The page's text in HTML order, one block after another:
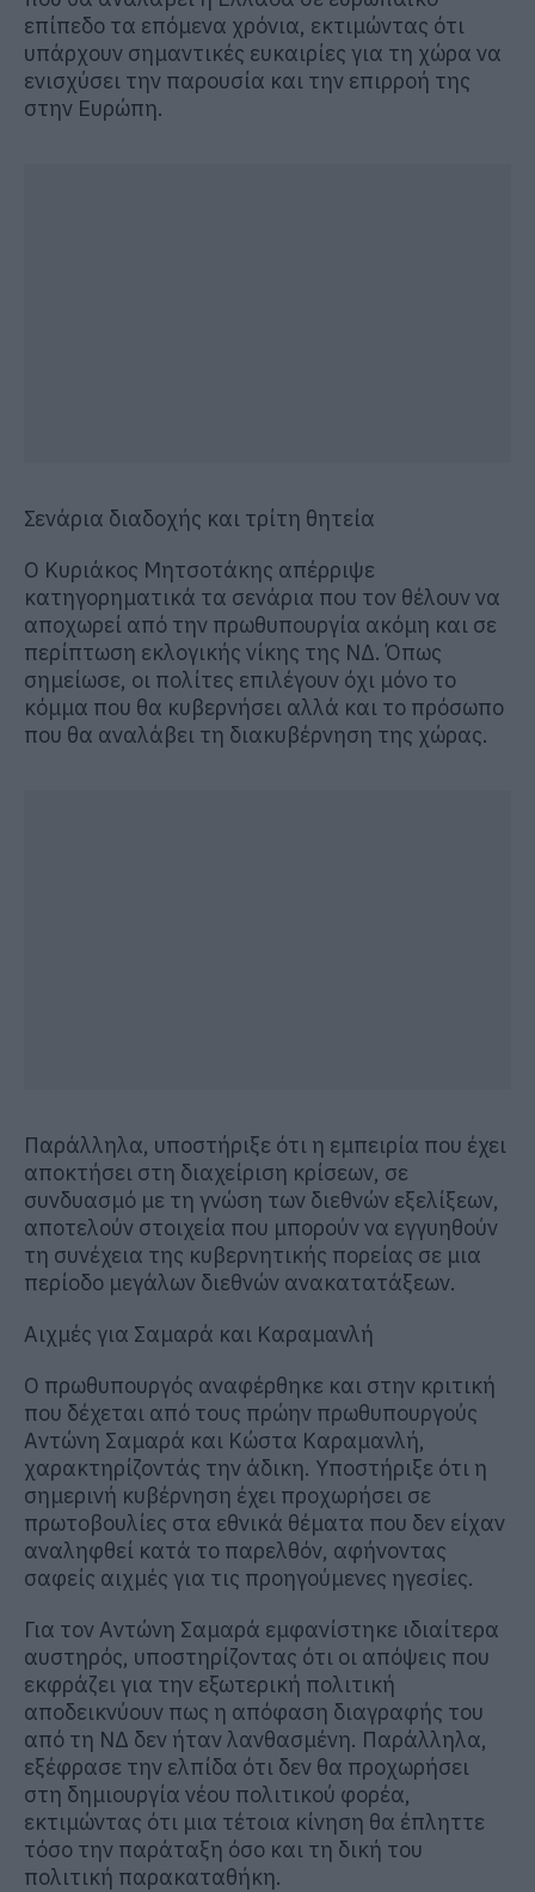
επίπεδο τα επόμενα χρόνια, εκτιμώντας ότι
υπάρχουν σημαντικές ευκαιρίες για τη χώρα να
ενισχύσει την παρουσία και την επιρροή της
στην Ευρώπη.
Σενάρια διαδοχής και τρίτη θητεία
Ο Κυριάκος Μητσοτάκης απέρριψε
κατηγορηματικά τα σενάρια που τον θέλουν να
αποχωρεί από την πρωθυπουργία ακόμη και σε
περίπτωση εκλογικής νίκης της ΝΔ. Όπως
σημείωσε, οι πολίτες επιλέγουν όχι μόνο το
κόμμα που θα κυβερνήσει αλλά και το πρόσωπο
που θα αναλάβει τη διακυβέρνηση της χώρας.
Παράλληλα, υποστήριξε ότι η εμπειρία που έχει
αποκτήσει στη διαχείριση κρίσεων, σε
συνδυασμό με τη γνώση των διεθνών εξελίξεων,
αποτελούν στοιχεία που μπορούν να εγγυηθούν
τη συνέχεια της κυβερνητικής πορείας σε μια
περίοδο μεγάλων διεθνών ανακατατάξεων.
Αιχμές για Σαμαρά και Καραμανλή
Ο πρωθυπουργός αναφέρθηκε και στην κριτική
που δέχεται από τους πρώην πρωθυπουργούς
Αντώνη Σαμαρά και Κώστα Καραμανλή,
χαρακτηρίζοντάς την άδικη. Υποστήριξε ότι η
σημερινή κυβέρνηση έχει προχωρήσει σε
πρωτοβουλίες στα εθνικά θέματα που δεν είχαν
αναληφθεί κατά το παρελθόν, αφήνοντας
σαφείς αιχμές για τις προηγούμενες ηγεσίες.
Για τον Αντώνη Σαμαρά εμφανίστηκε ιδιαίτερα
αυστηρός, υποστηρίζοντας ότι οι απόψεις που
εκφράζει για την εξωτερική πολιτική
αποδεικνύουν πως η απόφαση διαγραφής του
από τη ΝΔ δεν ήταν λανθασμένη. Παράλληλα,
εξέφρασε την ελπίδα ότι δεν θα προχωρήσει
στη δημιουργία νέου πολιτικού φορέα,
εκτιμώντας ότι μια τέτοια κίνηση θα έπληττε
τόσο την παράταξη όσο και τη δική του
πολιτική παρακαταθήκη.